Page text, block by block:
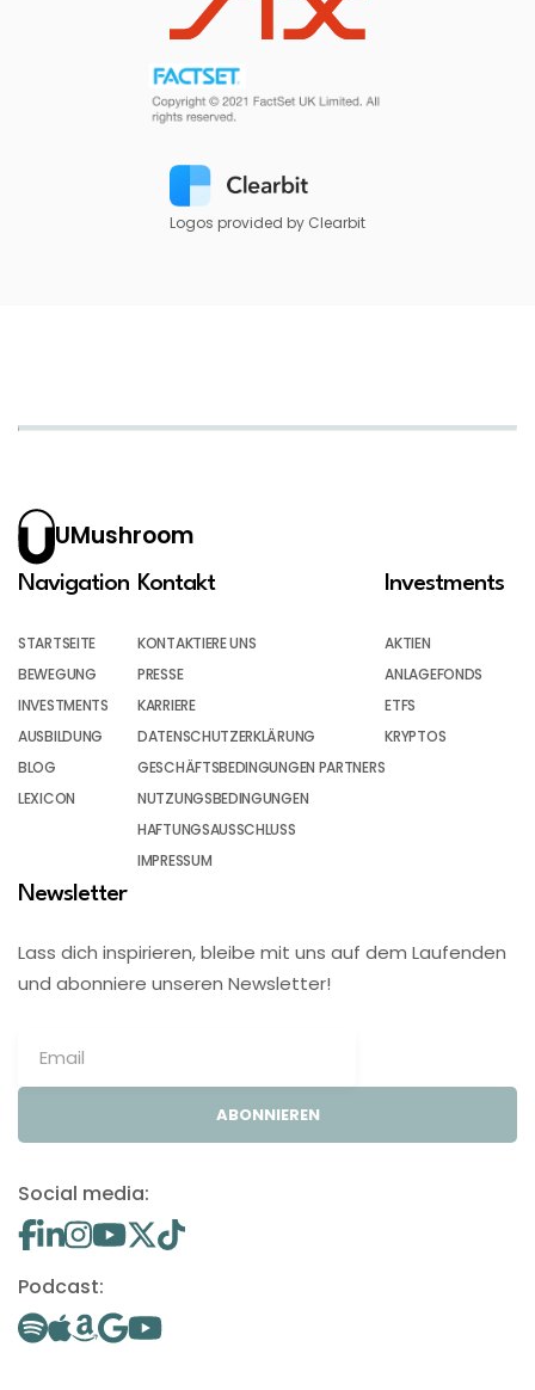
Logos provided by Clearbit
UMushroom
Navigation
STARTSEITE
BEWEGUNG
INVESTMENTS
AUSBILDUNG
BLOG
LEXICON
Kontakt
KONTAKTIERE UNS
PRESSE
KARRIERE
DATENSCHUTZERKLÄRUNG
GESCHÄFTSBEDINGUNGEN PARTNERS
NUTZUNGSBEDINGUNGEN
HAFTUNGSAUSSCHLUSS
IMPRESSUM
Investments
AKTIEN
ANLAGEFONDS
ETFS
KRYPTOS
Newsletter
Lass dich inspirieren, bleibe mit uns auf dem Laufenden
und abonniere unseren Newsletter!
ABONNIEREN
Social media:
Podcast: